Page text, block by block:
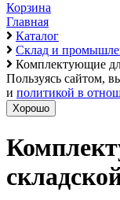
Корзина
Главная
Каталог
Склад и
Комплектующие
Пользуясь сайтом,
и политикой в
Хорошо